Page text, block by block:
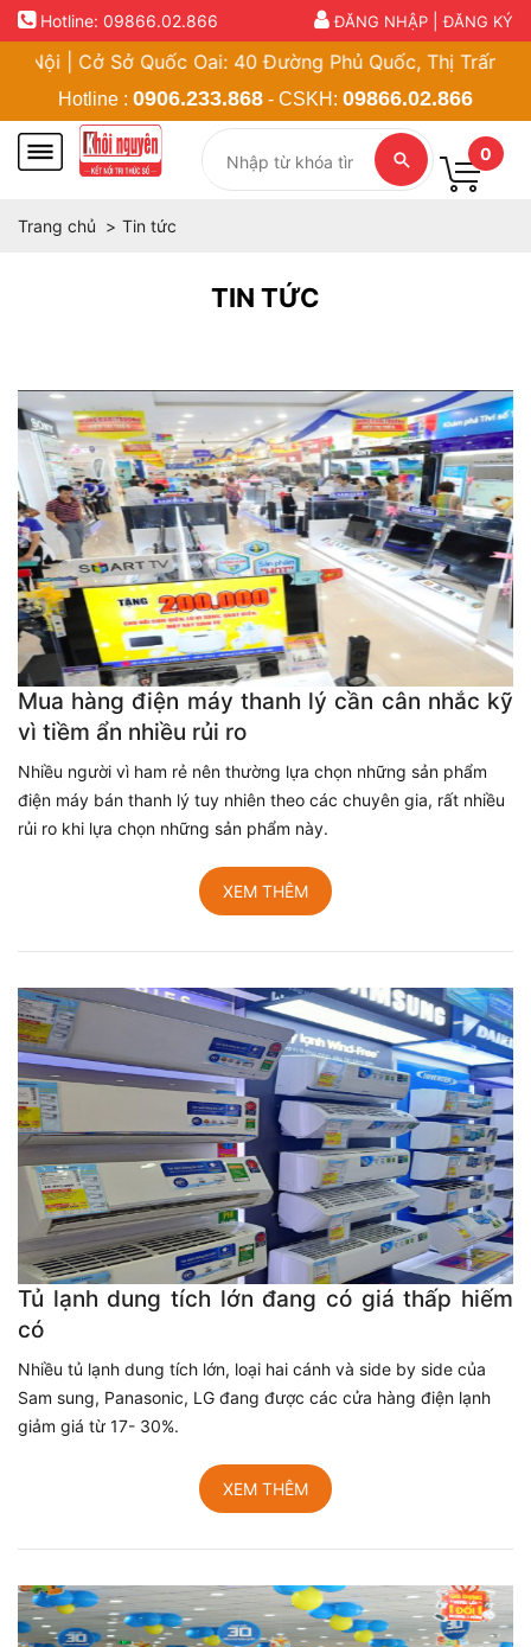
ĐĂNG NHẬP |ĐĂNG KÝ
Hotline: 09866.02.866
Sở Quốc Oai: 40 Đường Phủ Quốc, Thị Trấn Quốc
Hotline : 0906.233.868 - CSKH: 09866.02.866
0
Trang chủ Tin tức
TIN TỨC
Mua hàng điện máy thanh lý cần cân nhắc kỹ
vì tiềm ẩn nhiều rủi ro
Nhiều người vì ham rẻ nên thường lựa chọn những sản phẩm
điện máy bán thanh lý tuy nhiên theo các chuyên gia, rất nhiều
rủi ro khi lựa chọn những sản phẩm này.
XEM THÊM
Tủ lạnh dung tích lớn đang có giá thấp hiếm
có
Nhiều tủ lạnh dung tích lớn, loại hai cánh và side by side của
Sam sung, Panasonic, LG đang được các cửa hàng điện lạnh
giảm giá từ 17- 30%.
XEM THÊM